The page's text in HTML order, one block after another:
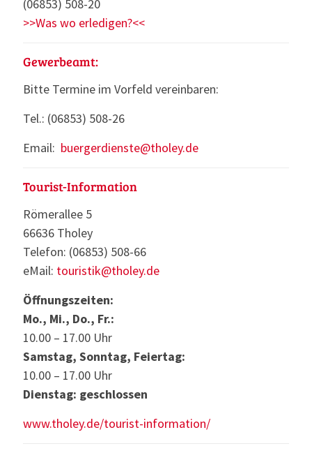
(06853) 508-20
>>Was wo erledigen?<<
Gewerbeamt:
Bitte Termine im Vorfeld vereinbaren:
Tel.: (06853) 508-26
Email: buergerdienste@tholey.de
Tourist-Information
Römerallee 5
66636 Tholey
Telefon: (06853) 508-66
eMail: touristik@tholey.de
Öffnungszeiten:
Mo., Mi., Do., Fr.:
10.00 – 17.00 Uhr
Samstag, Sonntag, Feiertag:
10.00 – 17.00 Uhr
Dienstag: geschlossen
www.tholey.de/tourist-information/